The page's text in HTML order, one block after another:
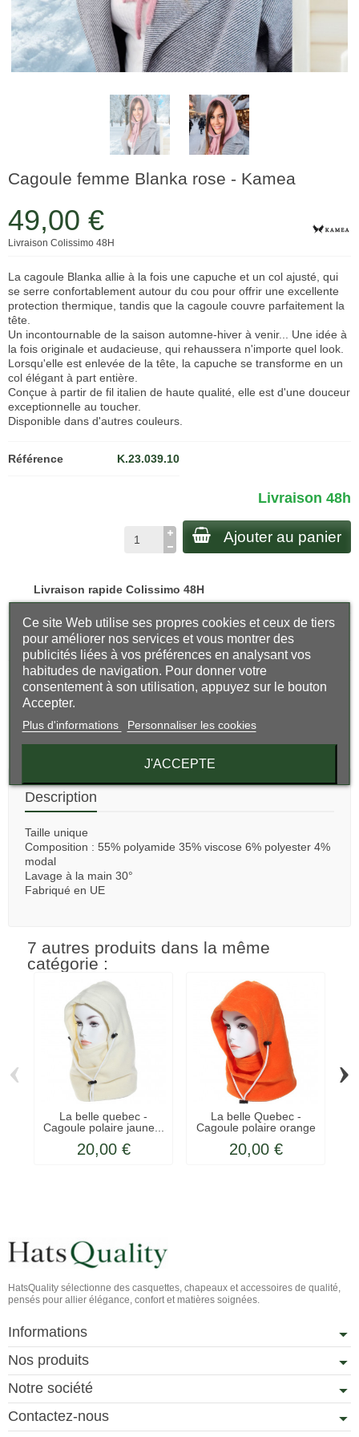
Cagoule femme Blanka rose - Kamea
49,00 €
Livraison Colissimo 48H
La cagoule Blanka allie à la fois une capuche et un col ajusté, qui
se serre confortablement autour du cou pour offrir une excellente
protection thermique, tandis que la cagoule couvre parfaitement la
tête.
Un incontournable de la saison automne-hiver à venir... Une idée à
la fois originale et audacieuse, qui rehaussera n'importe quel look.
Lorsqu'elle est enlevée de la tête, la capuche se transforme en un
col élégant à part entière.
Conçue à partir de fil italien de haute qualité, elle est d'une douceur
exceptionnelle au toucher.
Disponible dans d'autres couleurs.
Référence K.23.039.10
Livraison 48h
Ajouter au panier
Livraison rapide Colissimo 48H
Retours faciles · 30 jours
Qualité premium · finitions soignées
Description
Taille unique
Composition : 55% polyamide 35% viscose 6% polyester 4%
modal
Lavage à la main 30°
Fabriqué en UE
7 autres produits dans la même
catégorie :
La belle quebec -
Cagoule polaire jaune...
20,00 €
La belle Quebec -
Cagoule polaire orange
20,00 €
‹ ›
HatsQuality sélectionne des casquettes, chapeaux et accessoires de qualité,
pensés pour allier élégance, confort et matières soignées.
Informations
Nos produits
Notre société
Contactez-nous
Ce site Web utilise ses propres cookies et ceux de tiers
pour améliorer nos services et vous montrer des
publicités liées à vos préférences en analysant vos
habitudes de navigation. Pour donner votre
consentement à son utilisation, appuyez sur le bouton
Accepter.
Plus d'informations Personnaliser les cookies
J'ACCEPTE